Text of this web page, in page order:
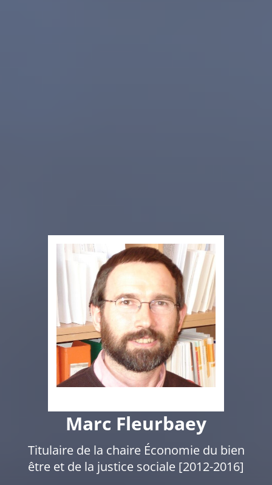
Marc Fleurbaey
Titulaire de la chaire Économie du bien
être et de la justice sociale [2012-2016]